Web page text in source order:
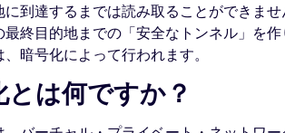
に到達するまでは読み取ることができま
最終目的地までの「安全なトンネル」を
暗号化によって行われます。
とは何ですか？